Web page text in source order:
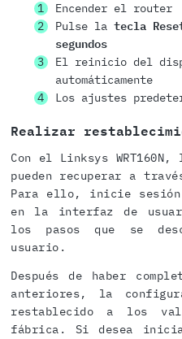
Encender el router
Pulse la tecla
segundos
El reinicio del
automáticamente
Los ajustes
Realizar
Con el Linksys
pueden recuperar a
Para ello, inicie sesión
en la interfaz de
los pasos que se
usuario.
Después de haber
anteriores, la
restablecido a los
fábrica. Si desea